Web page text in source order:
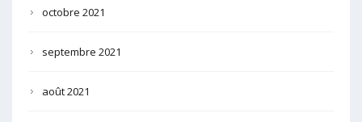
octobre 2021
septembre 2021
août 2021